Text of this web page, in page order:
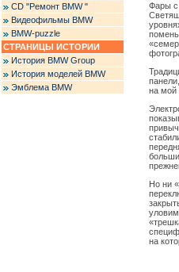
CD "Ремонт BMW "
Видеофильмы BMW
BMW-puzzle
СТРАНИЦЫ ИСТОРИИ
История BMW Group
История моделей BMW
Эмблема BMW
Фары с
на мой
Но ни
на